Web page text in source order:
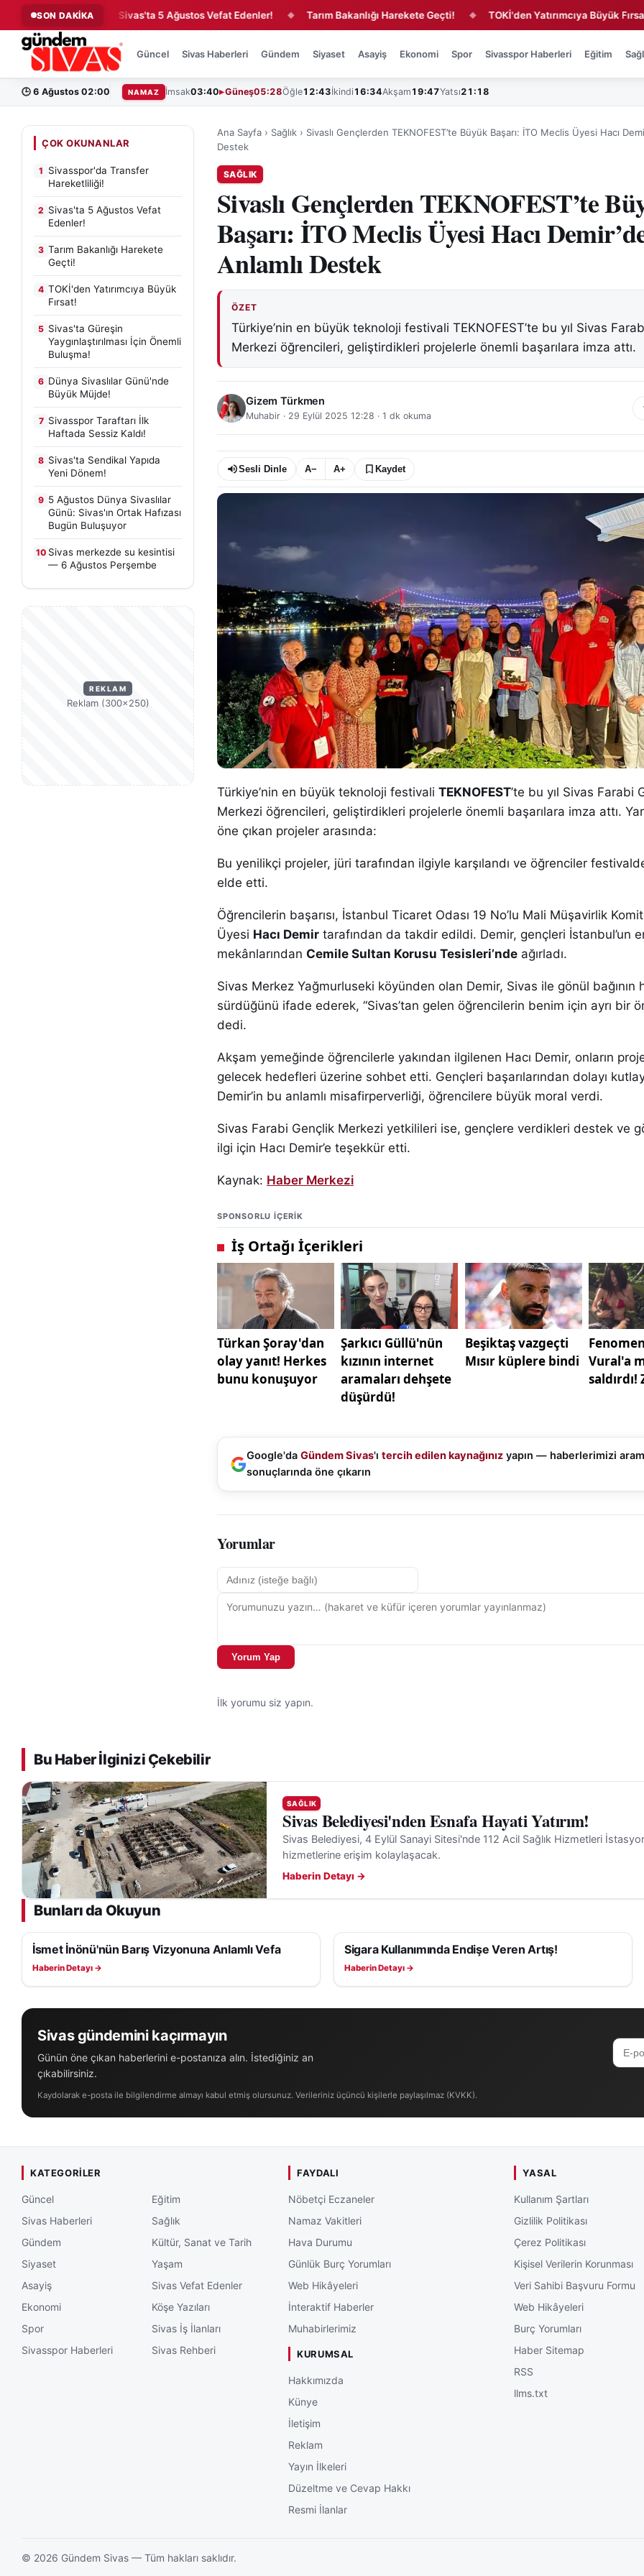
SON DAKİKA
◆ Sivas'ta 5 Ağustos Vefat Edenler! ◆ Tarım Bakanlığı Harekete Geçti! ◆ TOKİ'den Yatırımcıya Büyük Fırsat! ◆
Güncel Sivas Haberleri Gündem Siyaset Asayiş Ekonomi Spor Sivasspor Haberleri Eğitim
🕒 6 Ağustos 02:00 NAMAZ İmsak03:40 Güneş05:28Öğle12:43İkindi 16:34Akşam 19:47Yatsı21:18
ÇOK OKUNANLAR
1 Sivasspor'da Transfer
Hareketliliği!
2 Sivas'ta 5 Ağustos Vefat
Edenler!
3 Tarım Bakanlığı Harekete
Geçti!
4 TOKİ'den Yatırımcıya Büyük
Fırsat!
5 Sivas'ta Güreşin
Yaygınlaştırılması İçin Önemli
Buluşma!
6 Dünya Sivaslılar Günü'nde
Büyük Müjde!
7 Sivasspor Taraftarı İlk
Haftada Sessiz Kaldı!
8 Sivas'ta Sendikal Yapıda
Yeni Dönem!
9 5 Ağustos Dünya Sivaslılar
Günü: Sivas'ın Ortak Hafızası
Bugün Buluşuyor
10 Sivas merkezde su kesintisi
— 6 Ağustos Perşembe
REKLAM
Reklam (300×250)
Ana Sayfa › Sağlık › Sivaslı Gençlerden TEKNOFEST’te Büyük Başarı: İTO Meclis Üyesi Hacı
Destek
SAĞLIK
Sivaslı Gençlerden TEKNOFEST’te
Başarı: İTO Meclis Üyesi Hacı
Anlamlı Destek
ÖZET
Türkiye’nin en büyük teknoloji festivali TEKNOFEST’te bu yıl Sivas
Merkezi öğrencileri, geliştirdikleri projelerle önemli başarılara imza attı.
Gizem Türkmen
Muhabir · 29 Eylül 2025 12:28 · 1 dk okuma
Sesli Dinle A− A+ Kaydet
Türkiye’nin en büyük teknoloji festivali TEKNOFEST’te bu yıl Sivas Farabi
Merkezi öğrencileri, geliştirdikleri projelerle önemli başarılara imza attı.
öne çıkan projeler arasında:
Bu yenilikçi projeler, jüri tarafından ilgiyle karşılandı ve öğrenciler
elde etti.
Öğrencilerin başarısı, İstanbul Ticaret Odası 19 No’lu Mali Müşavirlik
Üyesi Hacı Demir tarafından da takdir edildi. Demir, gençleri İstanbul’un
mekânlarından Cemile Sultan Korusu Tesisleri’nde ağırladı.
Sivas Merkez Yağmurluseki köyünden olan Demir, Sivas ile gönül bağının
sürdüğünü ifade ederek, “Sivas’tan gelen öğrencilerin benim için ayrı bir
dedi.
Akşam yemeğinde öğrencilerle yakından ilgilenen Hacı Demir, onların
gelecek hedefleri üzerine sohbet etti. Gençleri başarılarından dolayı
Demir’in bu anlamlı misafirperverliği, öğrencilere büyük moral verdi.
Sivas Farabi Gençlik Merkezi yetkilileri ise, gençlere verdikleri destek ve
ilgi için Hacı Demir’e teşekkür etti.
Kaynak: Haber Merkezi
SPONSORLU IÇERIK
Google'da Gündem Sivas'ı tercih edilen kaynağınız yapın — haberlerimizi
sonuçlarında öne çıkarın
Yorumlar
Yorum Yap
İlk yorumu siz yapın.
Bu Haber İlginizi Çekebilir
SAĞLIK
Sivas Belediyesi'nden Esnafa Hayati Yatırım!
Sivas Belediyesi, 4 Eylül Sanayi Sitesi'nde 112 Acil Sağlık Hizmetleri
hizmetlerine erişim kolaylaşacak.
Haberin Detayı →
Bunları da Okuyun
SAĞLIK
İsmet İnönü'nün Barış Vizyonuna Anlamlı Vefa
Haberin Detayı →
SAĞLIK
Sigara Kullanımında Endişe Veren Artış!
Haberin Detayı →
Sivas gündemini kaçırmayın
Günün öne çıkan haberlerini e-postanıza alın. İstediğiniz an
çıkabilirsiniz.
Kaydolarak e-posta ile bilgilendirme almayı kabul etmiş olursunuz. Verileriniz üçüncü kişilerle paylaşılmaz (KVKK).
KATEGORILER
Güncel
Sivas Haberleri
Gündem
Siyaset
Asayiş
Ekonomi
Spor
Sivasspor Haberleri
Eğitim
Sağlık
Kültür, Sanat ve Tarih
Yaşam
Sivas Vefat Edenler
Köşe Yazıları
Sivas İş İlanları
Sivas Rehberi
FAYDALI
Nöbetçi Eczaneler
Namaz Vakitleri
Hava Durumu
Günlük Burç Yorumları
Web Hikâyeleri
İnteraktif Haberler
Muhabirlerimiz
KURUMSAL
Hakkımızda
Künye
İletişim
Reklam
Yayın İlkeleri
Düzeltme ve Cevap Hakkı
Resmi İlanlar
YASAL
Kullanım Şartları
Gizlilik Politikası
Çerez Politikası
Kişisel Verilerin Korunması
Veri Sahibi Başvuru Formu
Web Hikâyeleri
Burç Yorumları
Haber Sitemap
RSS
llms.txt
© 2026 Gündem Sivas — Tüm hakları saklıdır.